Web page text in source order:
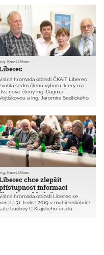
6 delegátů na Shromáždění
2023.
Ing. Karel Urban
hromada oblasti ČKAIT Liberec
sedm členů výboru, který má
nové členy Ing. Dagmar
a Ing. Jaromíra Sedlického
místopředsedkyní se stala
Dagmar Vojtíšková.
chce zlepšit
informací
základně
Ing. Karel Urban
hromada oblasti Liberec se
31. ledna 2019 v multimediálním
budovy C Krajského úřadu
Libereckého kraje. Zúčastnilo se jí 88